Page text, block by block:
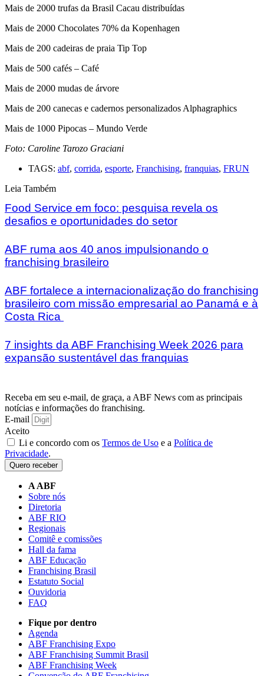
Mais de 2000 trufas da Brasil Cacau distribuídas
Mais de 2000 Chocolates 70% da Kopenhagen
Mais de 200 cadeiras de praia Tip Top
Mais de 500 cafés – Café
Mais de 2000 mudas de árvore
Mais de 200 canecas e cadernos personalizados Alphagraphics
Mais de 1000 Pipocas – Mundo Verde
Foto: Caroline Tarozo Graciani
TAGS: abf, corrida, esporte, Franchising, franquias, FRUN
Leia Também
Food Service em foco: pesquisa revela os
desafios e oportunidades do setor
ABF ruma aos 40 anos impulsionando o
franchising brasileiro
ABF fortalece a internacionalização do franchising
brasileiro com missão empresarial ao Panamá e à
Costa Rica
7 insights da ABF Franchising Week 2026 para
expansão sustentável das franquias
Receba em seu e-mail, de graça, a ABF News com as principais
notícias e informações do franchising.
E-mail
Aceito
Li e concordo com os Termos de Uso e a Política de
Privacidade.
Quero receber
A ABF
Sobre nós
Diretoria
ABF RIO
Regionais
Comitê e comissões
Hall da fama
ABF Educação
Franchising Brasil
Estatuto Social
Ouvidoria
FAQ
Fique por dentro
Agenda
ABF Franchising Expo
ABF Franchising Summit Brasil
ABF Franchising Week